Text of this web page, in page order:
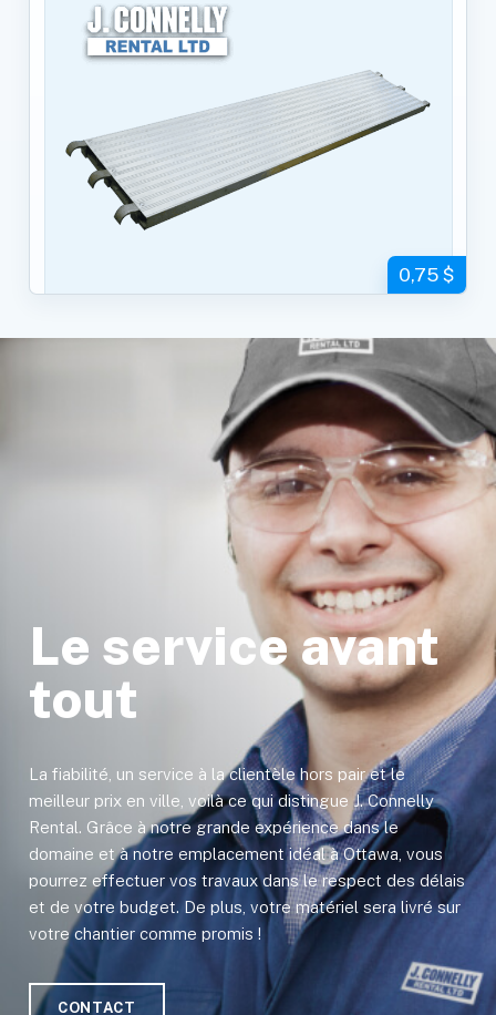
0,75 $
Le service avant
tout
La fiabilité, un service à la clientèle hors pair et le
meilleur prix en ville, voilà ce qui distingue J. Connelly
Rental. Grâce à notre grande expérience dans le
domaine et à notre emplacement idéal à Ottawa, vous
pourrez effectuer vos travaux dans le respect des délais
et de votre budget. De plus, votre matériel sera livré sur
votre chantier comme promis !
CONTACT